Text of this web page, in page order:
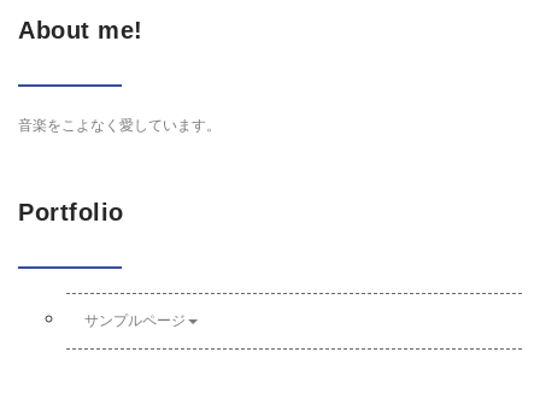
About me!
音楽をこよなく愛しています。
Portfolio
サンプルページ